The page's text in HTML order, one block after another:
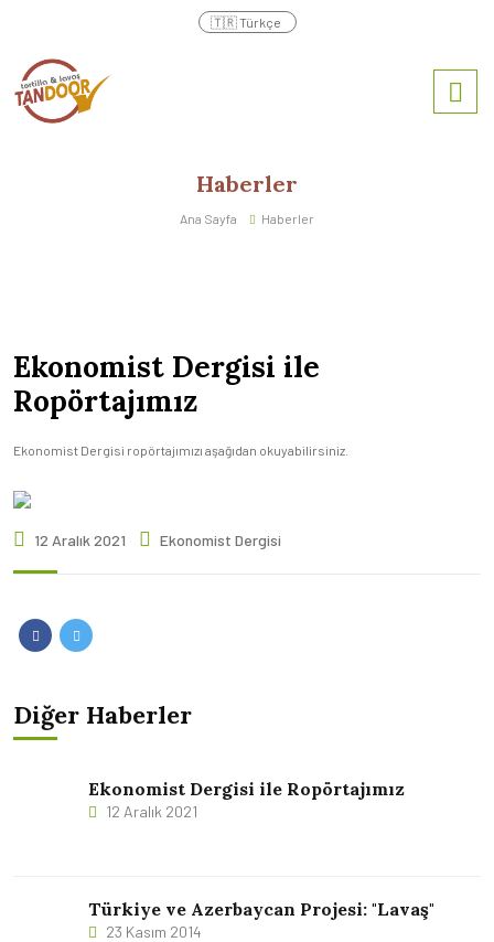
Haberler
Ana Sayfa Haberler
Ekonomist Dergisi ile
Ropörtajımız
Ekonomist Dergisi ropörtajımızı aşağıdan okuyabilirsiniz.
12 Aralık 2021 Ekonomist Dergisi
Diğer Haberler
Ekonomist Dergisi ile Ropörtajımız
12 Aralık 2021
Türkiye ve Azerbaycan Projesi: "Lavaş"
23 Kasım 2014